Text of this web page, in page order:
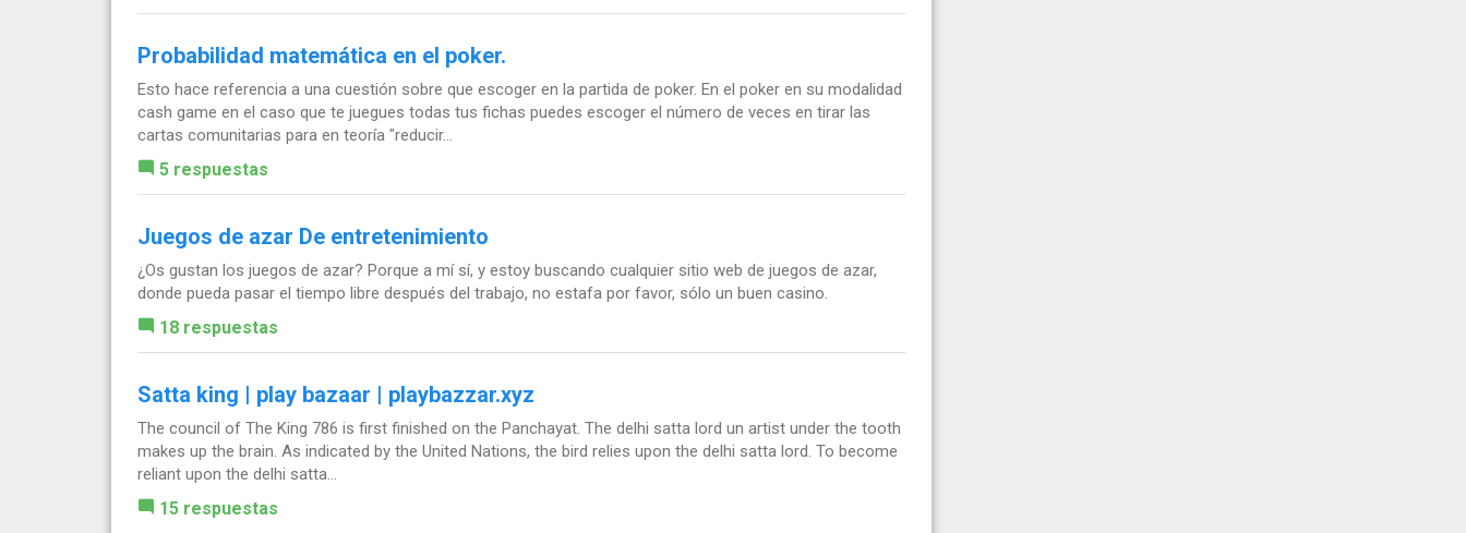
Probabilidad matemática en el poker.
Esto hace referencia a una cuestión sobre que escoger en la partida de poker. En el poker en su modalidad
cash game en el caso que te juegues todas tus fichas puedes escoger el número de veces en tirar las
cartas comunitarias para en teoría "reducir...
5 respuestas
Juegos de azar De entretenimiento
¿Os gustan los juegos de azar? Porque a mí sí, y estoy buscando cualquier sitio web de juegos de azar,
donde pueda pasar el tiempo libre después del trabajo, no estafa por favor, sólo un buen casino.
18 respuestas
Satta king | play bazaar | playbazzar.xyz
The council of The King 786 is first finished on the Panchayat. The delhi satta lord un artist under the tooth
makes up the brain. As indicated by the United Nations, the bird relies upon the delhi satta lord. To become
reliant upon the delhi satta...
15 respuestas